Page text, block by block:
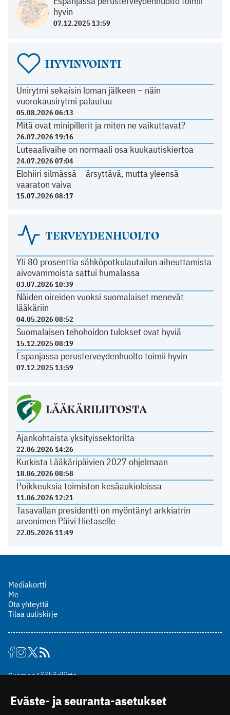
hyvin
07.12.2025 13:59
HYVINVOINTI
Unirytmi sekaisin loman jälkeen – näin
vuorokausirytmi palautuu
05.08.2026 06:13
Mitä ovat minipillerit ja miten ne vaikuttavat?
26.07.2026 19:16
Luteaalivaihe on normaali osa kuukautiskiertoa
24.07.2026 07:04
Elohiiri silmässä – ärsyttävä, mutta yleensä
vaaraton vaiva
15.07.2026 08:17
TERVEYDENHUOLTO
Yli 80 prosenttia sähköpotkulautailun aiheuttamista
aivovammoista sattui humalassa
03.07.2026 10:39
Näiden oireiden vuoksi suomalaiset menevät
lääkäriin
04.05.2026 08:52
Suomalaisen tehohoidon tulokset ovat hyviä
15.12.2025 08:19
Espanjassa perusterveydenhuolto toimii hyvin
07.12.2025 13:59
LÄÄKÄRILIITOSTA
Ajankohtaista yksityissektorilta
22.06.2026 14:26
Kurkista Lääkäripäivien 2027 ohjelmaan
18.06.2026 08:58
Poikkeuksia toimiston kesäaukioloissa
11.06.2026 12:21
Tasavallan presidentti on myöntänyt arkkiatrin
arvonimen Päivi Hietaselle
22.05.2026 11:49
Mediakortti
Me
Ota yhteyttä
Tilaa uutiskirje
Suomen Lääkäriliitto
00510 Helsinki
puh. (09) 393 091
Eväste- ja seuranta-asetukset